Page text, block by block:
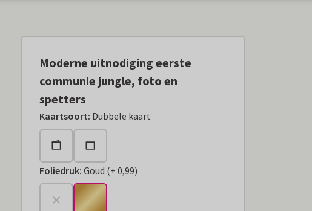
Moderne uitnodiging eerste
communie jungle, foto en
spetters
Kaartsoort: Dubbele kaart
Foliedruk:Goud (
+€ 0,99
+ 0,99)